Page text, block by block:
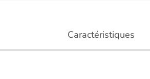
Caractéristiques